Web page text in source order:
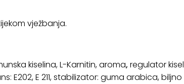
vježbanja.
kiselina, L-Karnitin, aroma, regulator
E202, E 211, stabilizator: guma arabica,